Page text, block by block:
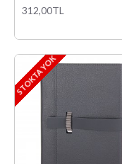
312,00TL
STOKTA YOK